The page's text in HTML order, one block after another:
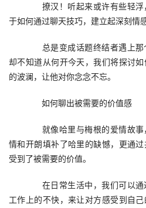
撩汉！听起来或许有些轻浮
于如何通过聊天技巧，建立起深刻情
总是变成话题终结者遇上那
却不知道从何开今天，我们将探讨
的波澜，让他对你念念不忘。
如何聊出被需要的价值感
就像哈里与梅根的爱情故事
情和开朗填补了哈里的缺憾，更通
受到了被需要的价值。
在日常生活中，我们可以通
工作上的不快，来让对方感受到自己